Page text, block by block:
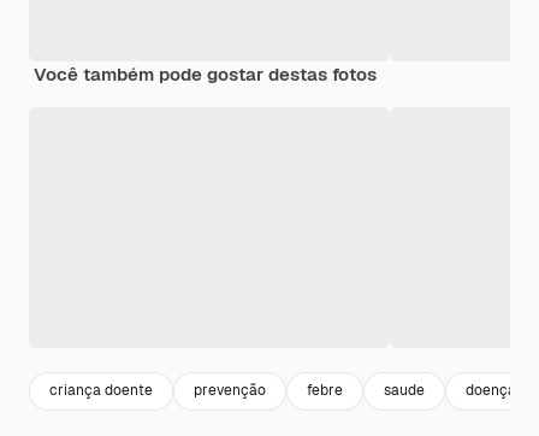
Você também pode gostar destas fotos
criança doente prevenção febre saude doença